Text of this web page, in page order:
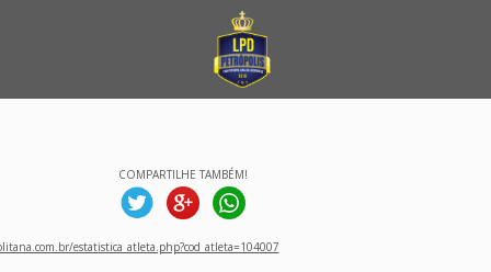
COMPARTILHE TAMBÉM!
estatistica_atleta.php?cod_atleta=104007